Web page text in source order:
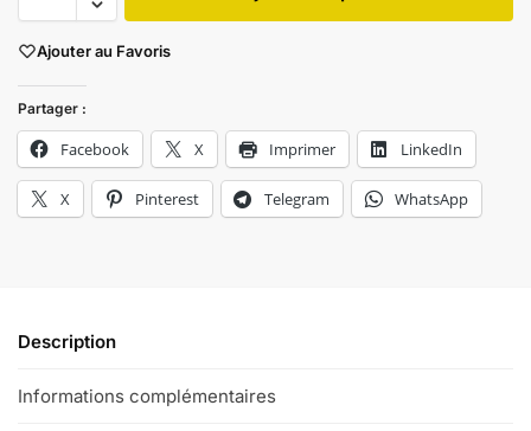
Ajouter au Favoris
Partager :
Facebook X Imprimer LinkedIn
X Pinterest Telegram WhatsApp
Description
Informations complémentaires